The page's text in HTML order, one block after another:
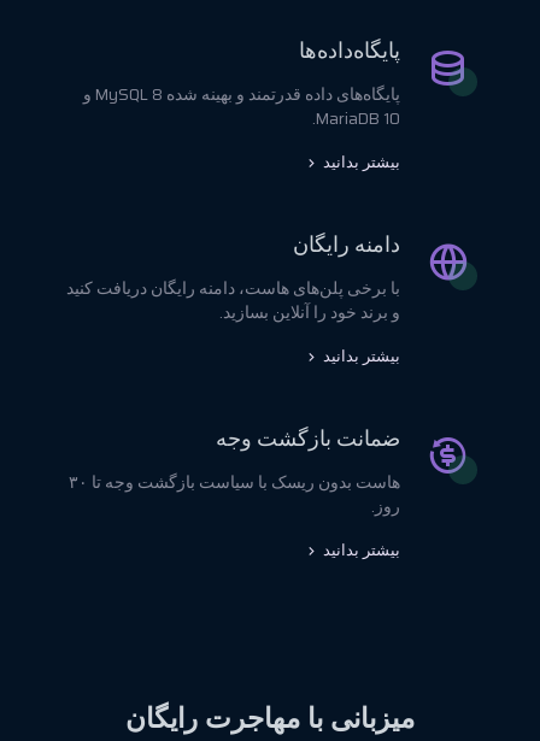
پایگاه‌داده‌ها
پایگاه‌های داده قدرتمند و بهینه شده MySQL 8 و
MariaDB 10.
بیشتر بدانید
دامنه رایگان
با برخی پلن‌های هاست، دامنه رایگان دریافت کنید
و برند خود را آنلاین بسازید.
بیشتر بدانید
ضمانت بازگشت وجه
هاست بدون ریسک با سیاست بازگشت وجه تا ۳۰
روز.
بیشتر بدانید
میزبانی با مهاجرت رایگان